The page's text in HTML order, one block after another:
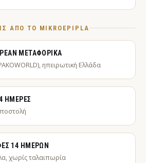
ΑΠΌ ΤΟ MIKROEPIPLA
ΜΕΤΑΦΟΡΙΚΆ
ηπειρωτική Ελλάδα
ΗΜΈΡΕΣ
14 ΗΜΕΡΏΝ
χωρίς ταλαιπωρία